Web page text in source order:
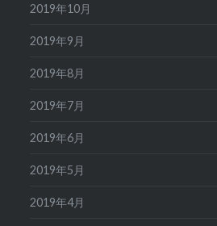
2019年10月
2019年9月
2019年8月
2019年7月
2019年6月
2019年5月
2019年4月